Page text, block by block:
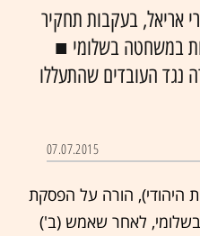
אריאל, בעקבות תחקיר
במשחטה בשלומי ■
נגד העובדים שהתעללו
07.07.2015
היהודי), הורה על הפסקת
בשלומי, לאחר שאמש (ב')